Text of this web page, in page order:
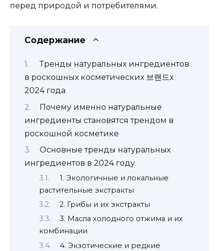
перед природой и потребителями.
Содержание
Тренды натуральных ингредиентов
в роскошных косметических 브랜드х
2024 года
Почему именно натуральные
ингредиенты становятся трендом в
роскошной косметике
Основные тренды натуральных
ингредиентов в 2024 году
1. Экологичные и локальные
растительные экстракты
2. Грибы и их экстракты
3. Масла холодного отжима и их
комбинации
4. Экзотические и редкие